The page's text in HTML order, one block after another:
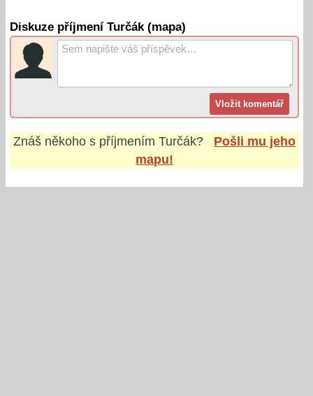
Diskuze příjmení Turčák (mapa)
Znáš někoho s příjmenímTurčák?
Pošli mu jeho
mapu!